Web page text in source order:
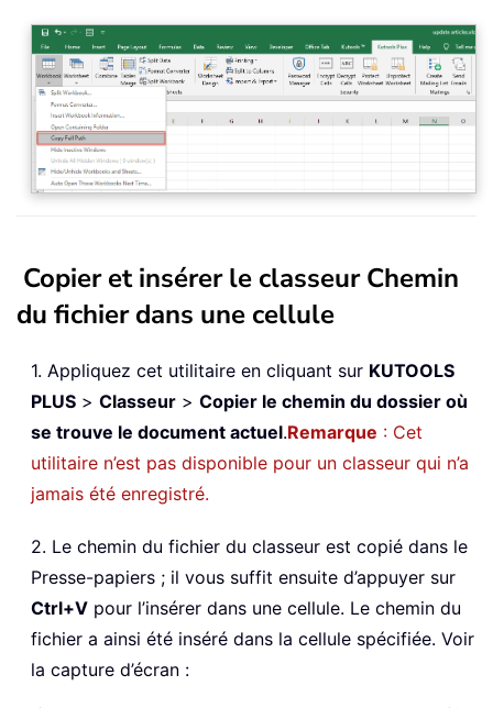
Copier et insérer le classeur Chemin
du fichier dans une cellule
1. Appliquez cet utilitaire en cliquant sur KUTOOLS
PLUS > Classeur > Copier le chemin du dossier où
se trouve le document actuel.Remarque : Cet
utilitaire n’est pas disponible pour un classeur qui n’a
jamais été enregistré.
2. Le chemin du fichier du classeur est copié dans le
Presse-papiers ; il vous suffit ensuite d’appuyer sur
Ctrl+V pour l’insérer dans une cellule. Le chemin du
fichier a ainsi été inséré dans la cellule spécifiée. Voir
la capture d’écran :